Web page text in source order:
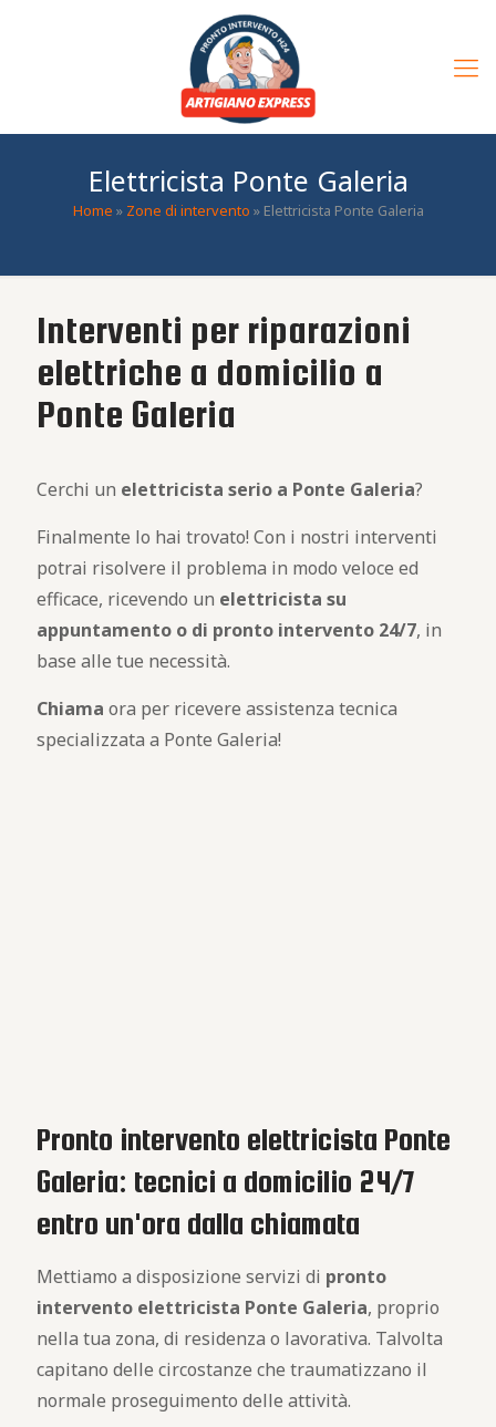
Elettricista Ponte Galeria
Home » Zone di intervento » Elettricista Ponte Galeria
Interventi per riparazioni
elettriche a domicilio a
Ponte Galeria
Cerchi un elettricista serio a Ponte Galeria?
Finalmente lo hai trovato! Con i nostri interventi
potrai risolvere il problema in modo veloce ed
efficace, ricevendo un elettricista su
appuntamento o di pronto intervento 24/7, in
base alle tue necessità.
Chiama ora per ricevere assistenza tecnica
specializzata a Ponte Galeria!
Pronto intervento elettricista Ponte
Galeria: tecnici a domicilio 24/7
entro un'ora dalla chiamata
Mettiamo a disposizione servizi di pronto
intervento elettricista Ponte Galeria, proprio
nella tua zona, di residenza o lavorativa. Talvolta
capitano delle circostanze che traumatizzano il
normale proseguimento delle attività.